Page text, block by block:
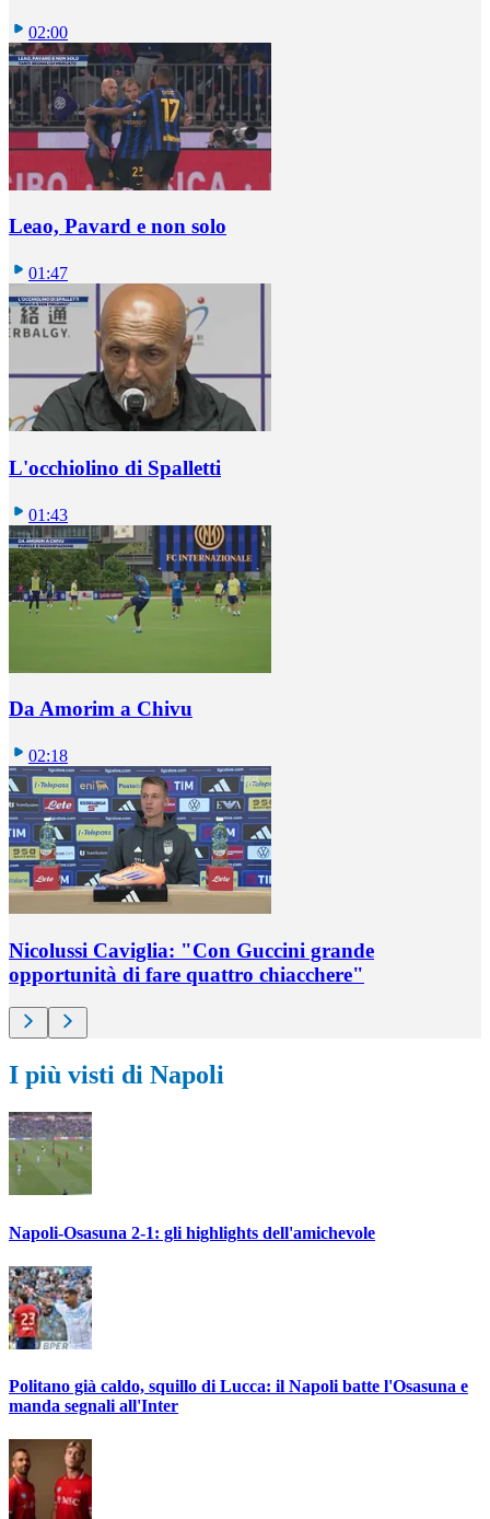
02:00
Leao, Pavard e non solo
01:47
L'occhiolino di Spalletti
01:43
Da Amorim a Chivu
02:18
Nicolussi Caviglia: "Con Guccini grande
opportunità di fare quattro chiacchere"
I più visti di Napoli
Napoli-Osasuna 2-1: gli highlights dell'amichevole
Politano già caldo, squillo di Lucca: il Napoli batte l'Osasuna e
manda segnali all'Inter